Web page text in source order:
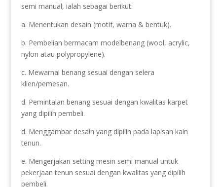
semi manual, ialah sebagai berikut:
a. Menentukan desain (motif, warna & bentuk).
b. Pembelian bermacam modelbenang (wool, acrylic,
nylon atau polypropylene).
c. Mewarnai benang sesuai dengan selera
klien/pemesan.
d. Pemintalan benang sesuai dengan kwalitas karpet
yang dipilih pembeli.
d. Menggambar desain yang dipilih pada lapisan kain
tenun.
e. Mengerjakan setting mesin semi manual untuk
pekerjaan tenun sesuai dengan kwalitas yang dipilih
pembeli.